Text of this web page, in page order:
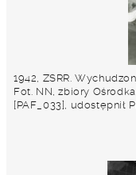
1942, ZSRR.
Fot. NN, zbiory
[PAF_033], udostępnił